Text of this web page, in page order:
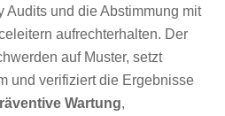
Audits und die Abstimmung mit
aufrechterhalten. Der
auf Muster, setzt
und verifiziert die Ergebnisse
Wartung,